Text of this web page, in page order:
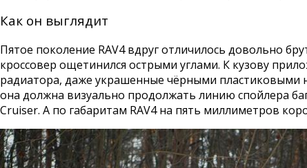
Как он выглядит
Пятое поколение RAV4 вдруг отличилось довольно
кроссовер ощетинился острыми углами. К кузову
радиатора, даже украшенные чёрными пластиковыми
она должна визуально продолжать линию спойлера
Cruiser. А по габаритам RAV4 на пять миллиметров